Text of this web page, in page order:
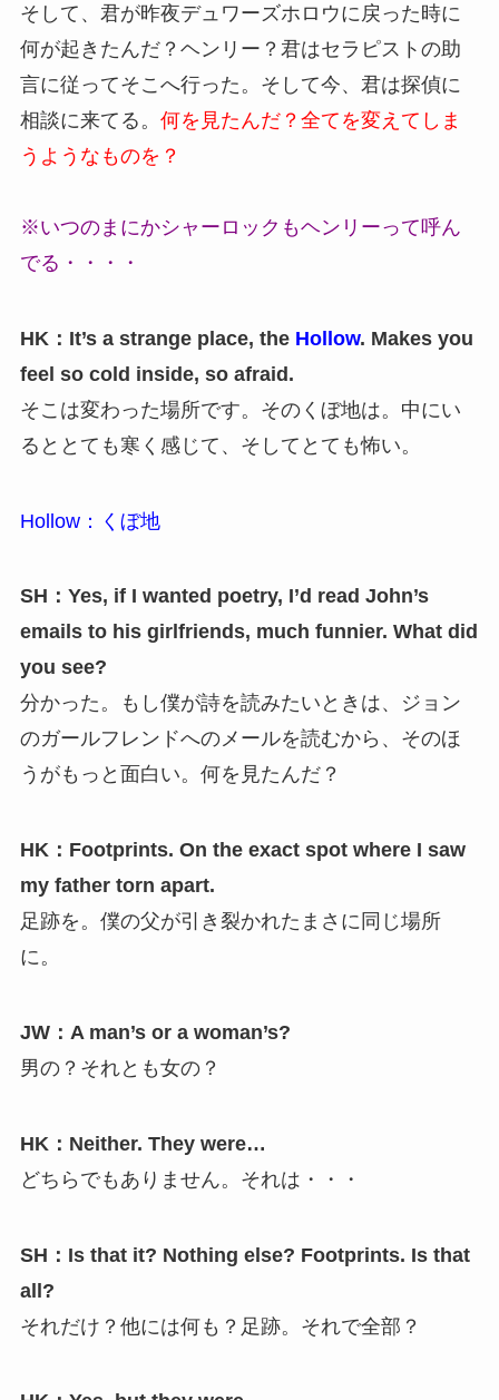
そして、君が昨夜デュワーズホロウに戻った時に
何が起きたんだ？ヘンリー？君はセラピストの助
言に従ってそこへ行った。そして今、君は探偵に
相談に来てる。 何を見たんだ？全てを変えてしま
うようなものを？
※いつのまにかシャーロックもヘンリーって呼ん
でる・・・・
HK：It’s a strange place, the Hollow. Makes you
feel so cold inside, so afraid.
そこは変わった場所です。そのくぼ地は。中にい
るととても寒く感じて、そしてとても怖い。
Hollow：くぼ地
SH：Yes, if I wanted poetry, I’d read John’s
emails to his girlfriends, much funnier. What did
you see?
分かった。もし僕が詩を読みたいときは、ジョン
のガールフレンドへのメールを読むから、そのほ
うがもっと面白い。何を見たんだ？
HK：Footprints. On the exact spot where I saw
my father torn apart.
足跡を。僕の父が引き裂かれたまさに同じ場所
に。
JW：A man’s or a woman’s?
男の？それとも女の？
HK：Neither. They were…
どちらでもありません。それは・・・
SH：Is that it? Nothing else? Footprints. Is that
all?
それだけ？他には何も？足跡。それで全部？